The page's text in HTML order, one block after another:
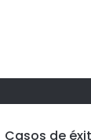
Casos de